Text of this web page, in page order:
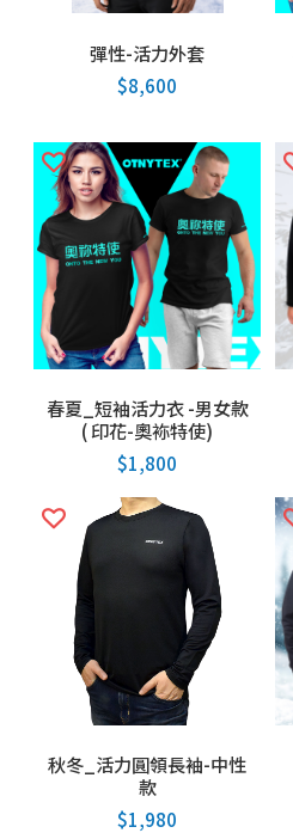
彈性-活力外套
$8,600
春夏_短袖活力衣 -男女款
( 印花-奧袮特使)
$1,800
秋冬_活力圓領長袖-中性
款
$1,980